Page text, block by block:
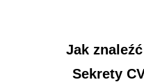
Jak
Sekrety